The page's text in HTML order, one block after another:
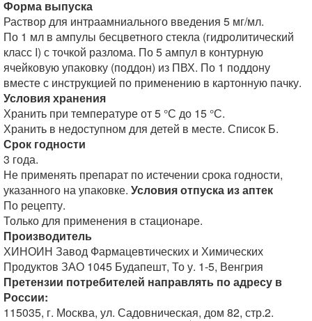
Форма выпуска
Раствор для интраамниального введения 5 мг/мл.
По 1 мл в ампулы бесцветного стекла (гидролитический
класс I) с точкой разлома. По 5 ампул в контурную
ячейковую упаковку (поддон) из ПВХ. По 1 поддону
вместе с инструкцией по применению в картонную пачку.
Условия хранения
Хранить при температуре от 5 °С до 15 °С.
Хранить в недоступном для детей в месте. Список Б.
Срок годности
3 года.
Не применять препарат по истечении срока годности,
указанного на упаковке. Условия отпуска из аптек
По рецепту.
Только для применения в стационаре.
Производитель
ХИНОИН Завод Фармацевтических и Химических
Продуктов ЗАО 1045 Будапешт, То у. 1-5, Венгрия
Претензии потребителей направлять по адресу в
России:
115035, г. Москва, ул. Садовническая, дом 82, стр.2.